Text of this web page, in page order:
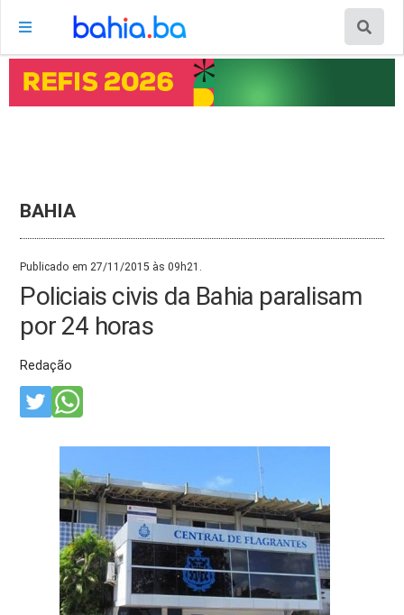
BAHIA
Publicado em 27/11/2015 às 09h21.
Policiais civis da Bahia paralisam
por 24 horas
Redação